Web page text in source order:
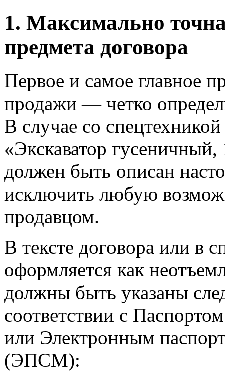
1. Максимально
предмета договора
Первое и самое главное
продажи — четко
В случае со
«Экскаватор
должен быть описан
исключить любую
продавцом.
В тексте договора или в
оформляется как
должны быть указаны
соответствии с
или Электронным
(ЭПСМ):